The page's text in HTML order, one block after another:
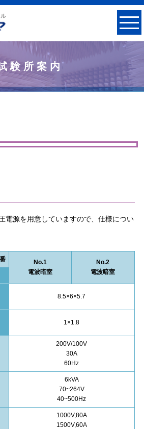
験所案内
電源を用意していますので、仕様につい
No.1
電波暗室
No.2
電波暗室
8.5×6×5.7
1×1.8
200V/100V
30A
60Hz
6kVA
70~264V
40~500Hz
1000V,80A
1500V,60A